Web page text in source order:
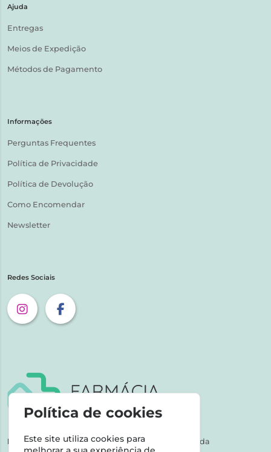
Ajuda
Entregas
Meios de Expedição
Métodos de Pagamento
Informações
Perguntas Frequentes
Política de Privacidade
Política de Devolução
Como Encomendar
Newsletter
Redes Sociais
NIPC:507 590 490 | Farmácias Tarige Unipessoal Lda
Política de cookies
Este site utiliza cookies para